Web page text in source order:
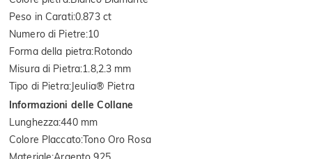
Peso in Carati:0.873 ct
Numero di Pietre:10
Forma della pietra:Rotondo
Misura di Pietra:1.8,2.3 mm
Tipo di Pietra:Jeulia® Pietra
Informazioni delle Collane
Lunghezza:440 mm
Colore Placcato:Tono Oro Rosa